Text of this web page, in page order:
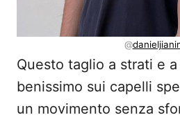
@
Questo taglio a strati e
benissimo sui capelli
un movimento senza